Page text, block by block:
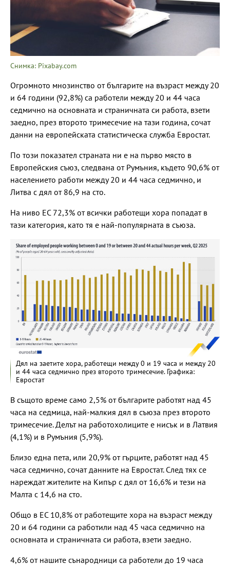
Снимка: Pixabay.com
Огромното мнозинство от българите на възраст между 20
и 64 години (92,8%) са работели между 20 и 44 часа
седмично на основната и страничната си работа, взети
заедно, през второто тримесечие на тази година, сочат
данни на европейската статистическа служба Евростат.
По този показател страната ни е на първо място в
Европейския съюз, следвана от Румъния, където 90,6% от
населението работи между 20 и 44 часа седмично, и
Литва с дял от 86,9 на сто.
На ниво ЕС 72,3% от всички работещи хора попадат в
тази категория, като тя е най-популярната в съюза.
Дял на заетите хора, работещи между 0 и 19 часа и между 20
и 44 часа седмично през второто тримесечие. Графика:
Евростат
В същото време само 2,5% от българите работят над 45
часа на седмица, най-малкия дял в съюза през второто
тримесечие. Делът на работохолиците е нисък и в Латвия
(4,1%) и в Румъния (5,9%).
Близо една пета, или 20,9% от гърците, работят над 45
часа седмично, сочат данните на Евростат. След тях се
нареждат жителите на Кипър с дял от 16,6% и тези на
Малта с 14,6 на сто.
Общо в ЕС 10,8% от работещите хора на възраст между
20 и 64 години са работили над 45 часа седмично на
основната и страничната си работа, взети заедно.
4,6% от нашите сънародници са работели до 19 часа